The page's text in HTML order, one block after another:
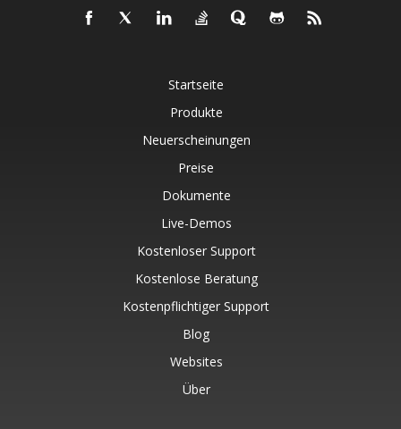
Startseite
Produkte
Neuerscheinungen
Preise
Dokumente
Live-Demos
Kostenloser Support
Kostenlose Beratung
Kostenpflichtiger Support
Blog
Websites
Über